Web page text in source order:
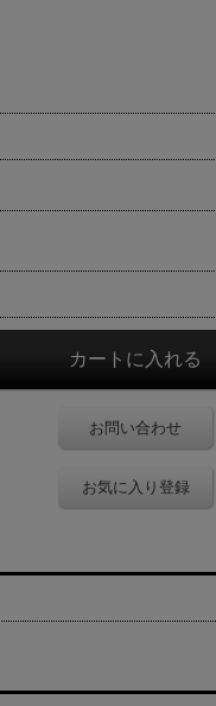
お問い合わせ
お気に入り登録